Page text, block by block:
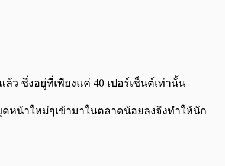
ว ซึ่งอยู่ที่เพียงแค่ 40 เปอร์เซ็นต์เท่านั้น
หน้าใหม่ๆเข้ามาในตลาดน้อยลงจึงทำให้นัก